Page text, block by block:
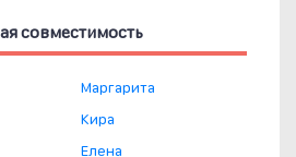
совместимость
Маргарита
Кира
Елена